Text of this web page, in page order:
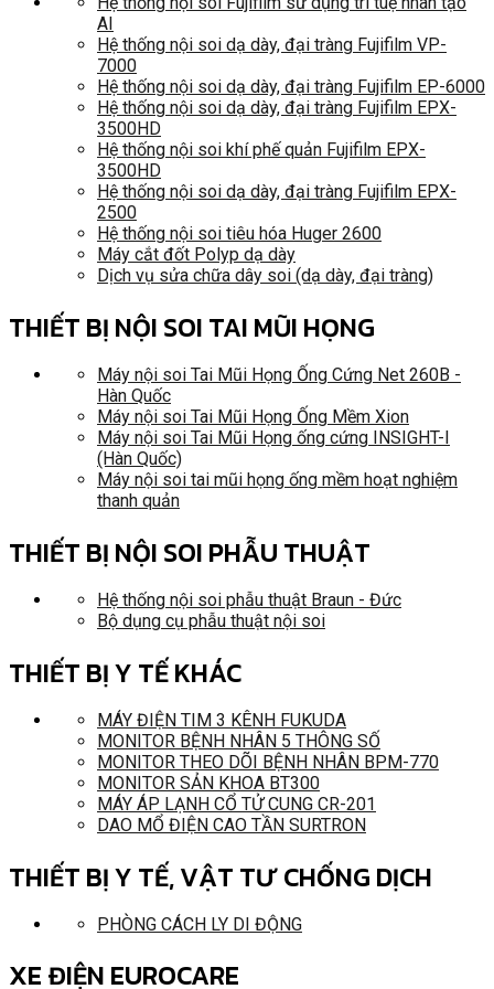
AI
Hệ thống nội soi dạ dày, đại tràng Fujifilm VP-
7000
Hệ thống nội soi dạ dày, đại tràng Fujifilm EP-6000
Hệ thống nội soi dạ dày, đại tràng Fujifilm EPX-
3500HD
Hệ thống nội soi khí phế quản Fujifilm EPX-
3500HD
Hệ thống nội soi dạ dày, đại tràng Fujifilm EPX-
2500
Hệ thống nội soi tiêu hóa Huger 2600
Máy cắt đốt Polyp dạ dày
Dịch vụ sửa chữa dây soi (dạ dày, đại tràng)
THIẾT BỊ NỘI SOI TAI MŨI HỌNG
Máy nội soi Tai Mũi Họng Ống Cứng Net 260B -
Hàn Quốc
Máy nội soi Tai Mũi Họng Ống Mềm Xion
Máy nội soi Tai Mũi Họng ống cứng INSIGHT-I
(Hàn Quốc)
Máy nội soi tai mũi họng ống mềm hoạt nghiệm
thanh quản
THIẾT BỊ NỘI SOI PHẪU THUẬT
Hệ thống nội soi phẫu thuật Braun - Đức
Bộ dụng cụ phẫu thuật nội soi
THIẾT BỊ Y TẾ KHÁC
MÁY ĐIỆN TIM 3 KÊNH FUKUDA
MONITOR BỆNH NHÂN 5 THÔNG SỐ
MONITOR THEO DÕI BỆNH NHÂN BPM-770
MONITOR SẢN KHOA BT300
MÁY ÁP LẠNH CỔ TỬ CUNG CR-201
DAO MỔ ĐIỆN CAO TẦN SURTRON
THIẾT BỊ Y TẾ, VẬT TƯ CHỐNG DỊCH
PHÒNG CÁCH LY DI ĐỘNG
XE ĐIỆN EUROCARE